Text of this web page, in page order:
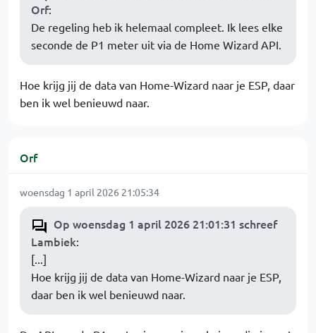
Orf:
De regeling heb ik helemaal compleet. Ik lees elke
seconde de P1 meter uit via de Home Wizard API.
Hoe krijg jij de data van Home-Wizard naar je ESP, daar
ben ik wel benieuwd naar.
Orf
woensdag 1 april 2026 21:05:34
Op woensdag 1 april 2026 21:01:31 schreef
Lambiek:
[...]
Hoe krijg jij de data van Home-Wizard naar je ESP,
daar ben ik wel benieuwd naar.